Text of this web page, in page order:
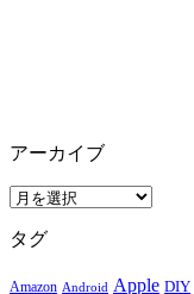
アーカイブ
ア
カ
タグ
Amazon Android Apple DIY